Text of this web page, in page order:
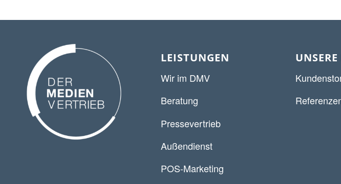
LEISTUNGEN
Wir im DMV
Beratung
Pressevertrieb
Außendienst
POS-Marketing